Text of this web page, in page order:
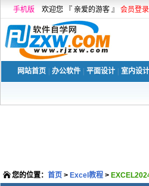
手机版 欢迎您 『 亲爱的游客 』 会员登录
网站首页 办公软件 平面设计 室内设计
您的位置： 首页 > Excel教程 >